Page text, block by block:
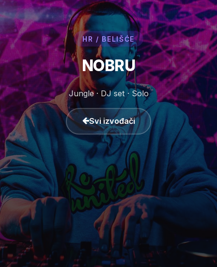
HR / BELIŠĆE
NOBRU
Jungle · DJ set · Solo
Svi izvođači